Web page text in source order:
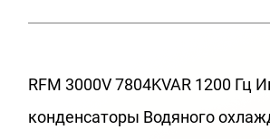
RFM 3000V 7804KVAR 1200 Гц
конденсаторы Водяного